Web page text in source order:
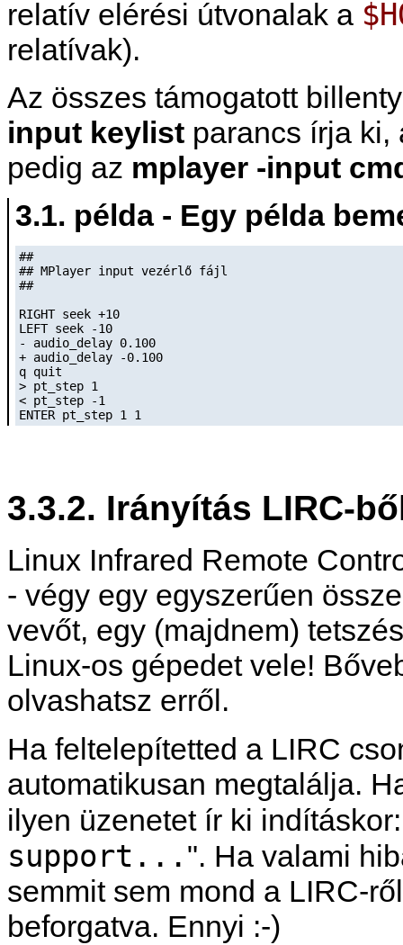
relatív elérési útvonalak a
relatívak).
Az összes támogatott
input keylist parancs írja ki,
pedig az mplayer -input
3.1. példa - Egy példa
##
## MPlayer input vezérlő fájl
##
RIGHT seek +10
LEFT seek -10
- audio_delay 0.100
+ audio_delay -0.100
q quit
> pt_step 1
< pt_step -1
ENTER pt_step 1 1
3.3.2. Irányítás LIRC-
Linux Infrared Remote
- végy egy egyszerűen
vevőt, egy (majdnem)
Linux-os gépedet vele!
olvashatsz erről.
Ha feltelepítetted a LIRC
automatikusan megtalálja.
ilyen üzenetet ír ki
support... ". Ha valami
semmit sem mond a LIRC-
beforgatva. Ennyi :-)